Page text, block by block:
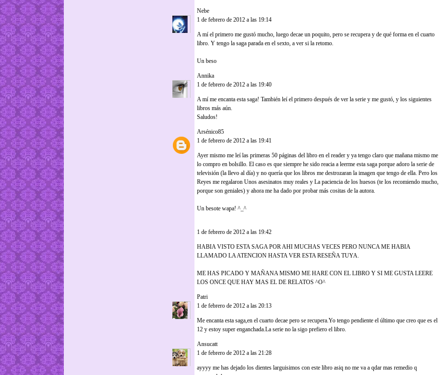
Nebe
1 de febrero de 2012 a las 19:14
A mí el primero me gustó mucho, luego decae un poquito, pero se recupera y de qué forma en el cuarto
libro. Y tengo la saga parada en el sexto, a ver si la retomo.
Un beso
Annika
1 de febrero de 2012 a las 19:40
A mí me encanta esta saga! También leí el primero después de ver la serie y me gustó, y los siguientes
libros más aún.
Saludos!
Arsénico85
1 de febrero de 2012 a las 19:41
Ayer mismo me leí las primeras 50 páginas del libro en el reader y ya tengo claro que mañana mismo me
lo compro en bolsillo. El caso es que siempre he sido reacia a leerme esta saga porque adoro la serie de
televisión (la llevo al día) y no quería que los libros me destrozaran la imagen que tengo de ella. Pero los
Reyes me regalaron Unos asesinatos muy reales y La paciencia de los huesos (te los recomiendo mucho,
porque son geniales) y ahora me ha dado por probar más cositas de la autora.
Un besote wapa! ^_^
1 de febrero de 2012 a las 19:42
HABIA VISTO ESTA SAGA POR AHI MUCHAS VECES PERO NUNCA ME HABIA
LLAMADO LA ATENCION HASTA VER ESTA RESEÑA TUYA.
ME HAS PICADO Y MAÑANA MISMO ME HARE CON EL LIBRO Y SI ME GUSTA LEERE
LOS ONCE QUE HAY MAS EL DE RELATOS ^O^
Patri
1 de febrero de 2012 a las 20:13
Me encanta esta saga,en el cuarto decae pero se recupera.Yo tengo pendiente el último que creo que es el
12 y estoy super enganchada.La serie no la sigo prefiero el libro.
Ansucattdijo...
1 de febrero de 2012 a las 21:28
ayyyy me has dejado los dientes larguisimos con este libro asiq no me va a qdar mas remedio q